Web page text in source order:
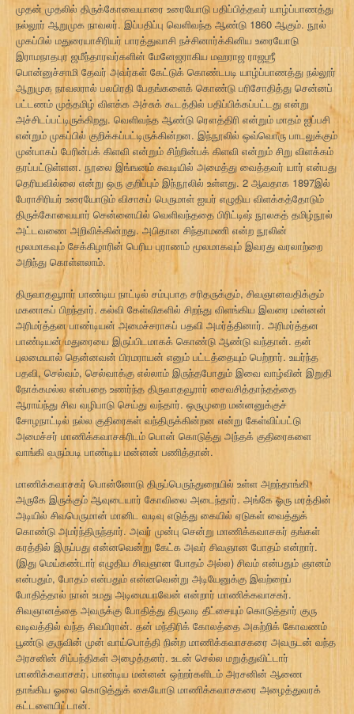
முதன் முதலில் திருக்கோவையாரை உரையோடு பதிப்பித்தவர் யாழ்ப்பாணத்து
நல்லூர் ஆறுமுக நாவலர். இப்பதிப்பு வெளிவந்த ஆண்டு 1860 ஆகும். நூல்
முகப்பில் மதுரையாசிரியர் பாரத்துவாசி நச்சினார்க்கினிய உரையோடு
இராமநாதபுர ஜமீந்தாரவர்களின் மேனேஜராகிய மஹராஜ ராஜஶ்ரீ
பொன்னுச்சாமி தேவர் அவர்கள் கேட்டுக் கொண்டபடி யாழ்ப்பாணத்து நல்லூர்
ஆறுமுக நாவலரால் பலபிரதி பேதங்களைக் கொண்டு பரிசோதித்து சென்னப்
பட்டணம் முத்தமிழ் விளக்க அச்சுக் கூடத்தில் பதிப்பிக்கப்பட்டது என்று
அச்சிடப்பட்டிருக்கிறது. வெளிவந்த ஆண்டு ரௌத்திரி என்றும் மாதம் ஐப்பசி
என்றும் முகப்பில் குறிக்கப்பட்டிருக்கின்றன. இந்நூலில் ஒவ்வொரு பாடலுக்கும்
முன்பாகப் பேரின்பக் கிளவி என்றும் சிற்றின்பக் கிளவி என்றும் சிறு விளக்கம்
தரப்பட்டுள்ளன. நூலை இங்ஙனம் சுவடியில் அமைத்து வைத்தவர் யார் என்பது
தெரியவில்லை என்று ஒரு குறிப்பும் இந்நூலில் உள்ளது. 2 ஆவதாக 1897இல்
பேராசிரியர் உரையோடும் விசாகப் பெருமாள் ஐயர் எழுதிய விளக்கத்தோடும்
திருக்கோவையார் சென்னையில் வெளிவந்ததை பிரிட்டிஷ் நூலகத் தமிழ்நூல்
அட்டவணை அறிவிக்கின்றது. அபிதான சிந்தாமணி என்ற நூலின்
மூலமாகவும் சேக்கிழாரின் பெரிய புராணம் மூலமாகவும் இவரது வரலாற்றை
அறிந்து கொள்ளலாம்.
திருவாதவூரார் பாண்டிய நாட்டில் சம்புபாத சரிதருக்கும், சிவஞானவதிக்கும்
மகனாகப் பிறந்தார். கல்வி கேள்விகளில் சிறந்து விளங்கிய இவரை மன்னன்
அரிமர்த்தன பாண்டியன் அமைச்சராகப் பதவி அமர்த்தினார். அரிமர்த்தன
பாண்டியன் மதுரையை இருப்பிடமாகக் கொண்டு ஆண்டு வந்தான். தன்
புலமையால் தென்னவன் பிரமராயன் எனும் பட்டத்தையும் பெற்றார். உயர்ந்த
பதவி, செல்வம், செல்வாக்கு எல்லாம் இருந்தபோதும் இவை வாழ்வின் இறுதி
நோக்கமல்ல என்பதை உணர்ந்த திருவாதவூரார் சைவசித்தாந்தத்தை
ஆராய்ந்து சிவ வழிபாடு செய்து வந்தார். ஒருமுறை மன்னனுக்குச்
சோழநாட்டில் நல்ல குதிரைகள் வந்திருக்கின்றன என்று கேள்விப்பட்டு
அமைச்சர் மாணிக்கவாசகரிடம் பொன் கொடுத்து அந்தக் குதிரைகளை
வாங்கி வரும்படி பாண்டிய மன்னன் பணித்தான்.
மாணிக்கவாசகர் பொன்னோடு திருப்பெருந்துறையில் உள்ள அறந்தாங்கி
அருகே இருக்கும் ஆவுடையார் கோவிலை அடைந்தார். அங்கே ஓரு மரத்தின்
அடியில் சிவபெருமான் மானிட வடிவு எடுத்து கையில் ஏடுகள் வைத்துக்
கொண்டு அமர்ந்திருந்தார். அவர் முன்பு சென்று மாணிக்கவாசகர் தங்கள்
கரத்தில் இருப்பது என்னவென்று கேட்க அவர் சிவஞான போதம் என்றார்.
(இது மெய்கண்டார் எழுதிய சிவஞான போதம் அல்ல) சிவம் என்பதும் ஞானம்
என்பதும், போதம் என்பதும் என்னவென்று அடியேனுக்கு இவற்றைப்
போதித்தால் நான் உமது அடிமையாவேன் என்றார் மாணிக்கவாசகர்.
சிவஞானத்தை அவருக்கு போதித்து திருவடி தீட்சையும் கொடுத்தார் குரு
வடிவத்தில் வந்த சிவபிரான். தன் மந்திரிக் கோலத்தை அகற்றிக் கோவணம்
பூண்டு குருவின் முன் வாய்பொத்தி நின்ற மாணிக்கவாசகரை அவருடன் வந்த
அரசனின் சிப்பந்திகள் அழைத்தனர். உடன் செல்ல மறுத்துவிட்டார்
மாணிக்கவாசகர். பாண்டிய மன்னன் ஒற்றர்களிடம் அரசனின் ஆணை
தாங்கிய ஓலை கொடுத்துக் கையோடு மாணிக்கவாசகரை அழைத்துவரக்
கட்டளையிட்டான்.